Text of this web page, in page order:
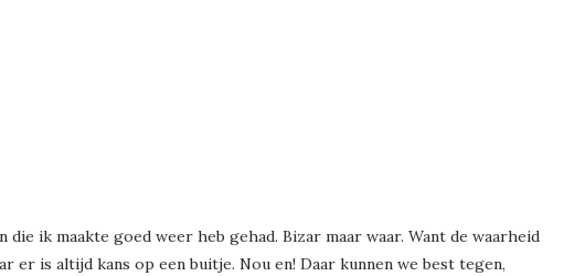
ik maakte goed weer heb gehad. Bizar maar waar. Want de waarheid
er is altijd kans op een buitje. Nou en! Daar kunnen we best tegen,